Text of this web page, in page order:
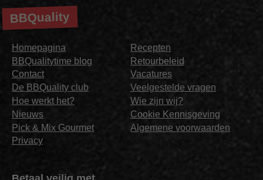
BBQuality
Homepagina
BBQualitytime blog
Contact
De BBQuality club
Hoe werkt het?
Nieuws
Pick & Mix Gourmet
Privacy
Recepten
Retourbeleid
Vacatures
Veelgestelde vragen
Wie zijn wij?
Cookie Kennisgeving
Algemene voorwaarden